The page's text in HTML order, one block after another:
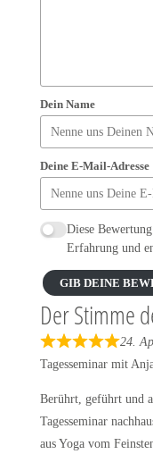
Dein Name
Deine E-Mail-Adresse
Diese
Erfahrung und
GIB DEINE
Der Stimme
R
e
d
24.
Tagesseminar mit
Berührt, geführt und
Tagesseminar
aus Yoga vom